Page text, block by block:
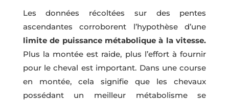
Les données récoltées sur des pentes
ascendantes corroborent l’hypothèse d’une
limite de puissance métabolique à la vitesse.
Plus la montée est raide, plus l’effort à fournir
pour le cheval est important. Dans une course
en montée, cela signifie que les chevaux
possédant un meilleur métabolisme se